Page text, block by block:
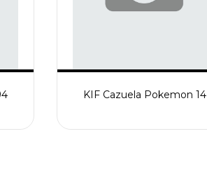
KIF Cazuela Pokemon 14